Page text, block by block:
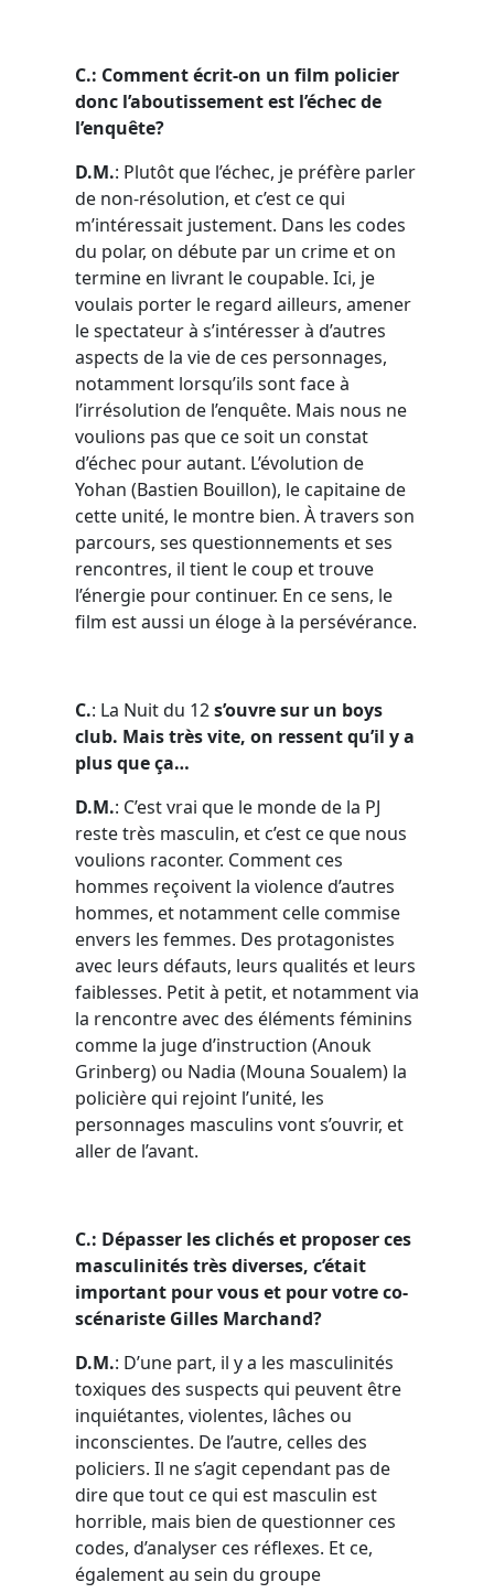
C.: Comment écrit-on un film policier
donc l’aboutissement est l’échec de
l’enquête?
D.M.: Plutôt que l’échec, je préfère parler
de non-résolution, et c’est ce qui
m’intéressait justement. Dans les codes
du polar, on débute par un crime et on
termine en livrant le coupable. Ici, je
voulais porter le regard ailleurs, amener
le spectateur à s’intéresser à d’autres
aspects de la vie de ces personnages,
notamment lorsqu’ils sont face à
l’irrésolution de l’enquête. Mais nous ne
voulions pas que ce soit un constat
d’échec pour autant. L’évolution de
Yohan (Bastien Bouillon), le capitaine de
cette unité, le montre bien. À travers son
parcours, ses questionnements et ses
rencontres, il tient le coup et trouve
l’énergie pour continuer. En ce sens, le
film est aussi un éloge à la persévérance.
C.: La Nuit du 12s’ouvre sur un boys
club. Mais très vite, on ressent qu’il y a
plus que ça…
D.M.: C’est vrai que le monde de la PJ
reste très masculin, et c’est ce que nous
voulions raconter. Comment ces
hommes reçoivent la violence d’autres
hommes, et notamment celle commise
envers les femmes. Des protagonistes
avec leurs défauts, leurs qualités et leurs
faiblesses. Petit à petit, et notamment via
la rencontre avec des éléments féminins
comme la juge d’instruction (Anouk
Grinberg) ou Nadia (Mouna Soualem) la
policière qui rejoint l’unité, les
personnages masculins vont s’ouvrir, et
aller de l’avant.
C.: Dépasser les clichés et proposer ces
masculinités très diverses, c’était
important pour vous et pour votre co-
scénariste Gilles Marchand?
D.M.: D’une part, il y a les masculinités
toxiques des suspects qui peuvent être
inquiétantes, violentes, lâches ou
inconscientes. De l’autre, celles des
policiers. Il ne s’agit cependant pas de
dire que tout ce qui est masculin est
horrible, mais bien de questionner ces
codes, d’analyser ces réflexes. Et ce,
également au sein du groupe